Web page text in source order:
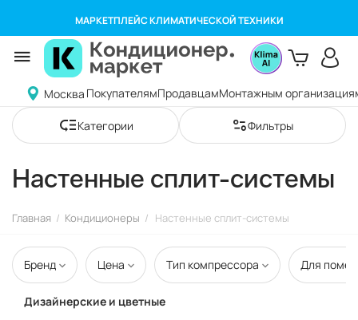
МАРКЕТПЛЕЙС КЛИМАТИЧЕСКОЙ ТЕХНИКИ
Москва ПокупателямПродавцамМонтажным
Категории Фильтры
Настенные сплит-системы
Главная / Кондиционеры / Настенные сплит-системы
Бренд Цена Тип компрессора Для
Дизайнерские и цветные